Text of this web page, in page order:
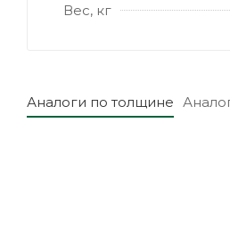
Вес, кг
Аналоги по толщине